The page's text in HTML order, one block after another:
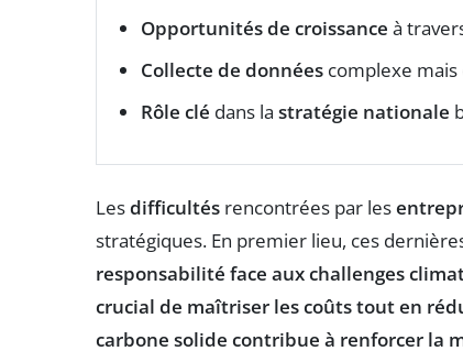
Opportunités de croissance à
Collecte de données complexe
Rôle clé dans la stratégie nationale
Lesdifficultés rencontrées par les
stratégiques. En premier lieu, ces
responsabilité face auxchallenges
crucial de maîtriser lescoûtstout en
carbone solide contribue à renforcer la